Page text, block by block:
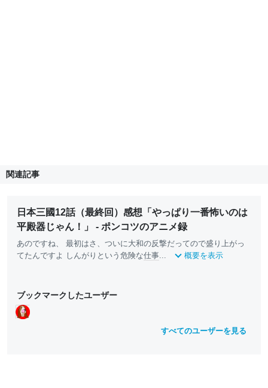
関連記事
日本三國12話（最終回）感想「やっぱり一番怖いのは
平殿器じゃん！」 - ポンコツのアニメ録
あのですね、 最初はさ、ついに大和の反撃だってので盛り上がっ
てたんですよ しんがりという危険な仕事... 概要を表示
ブックマークしたユーザー
すべてのユーザーを見る